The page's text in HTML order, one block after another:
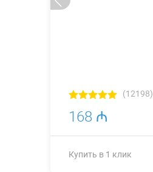
(12198)
168 ₼
Купить в 1 клик